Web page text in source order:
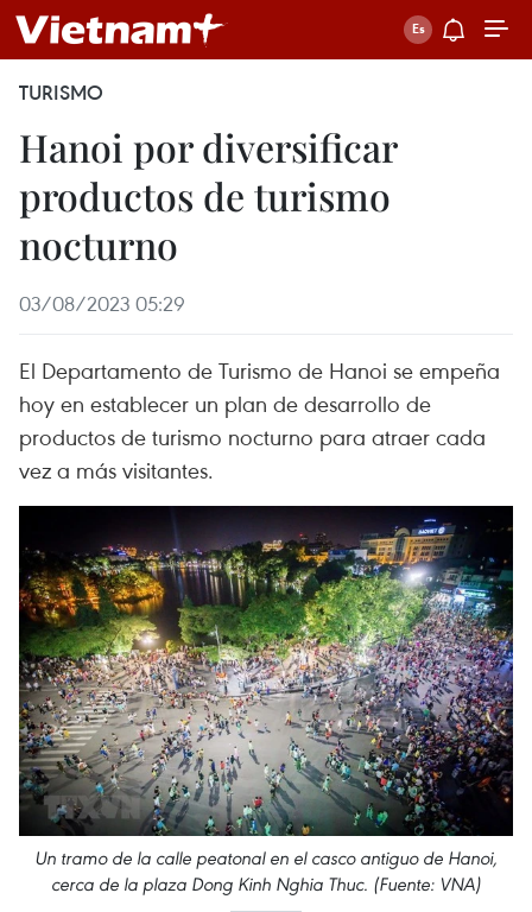
TURISMO
Hanoi por diversificar
productos de turismo
nocturno
03/08/2023 05:29
El Departamento de Turismo de Hanoi se empeña
hoy en establecer un plan de desarrollo de
productos de turismo nocturno para atraer cada
vez a más visitantes.
Un tramo de la calle peatonal en el casco antiguo de Hanoi,
cerca de la plaza Dong Kinh Nghia Thuc. (Fuente: VNA)